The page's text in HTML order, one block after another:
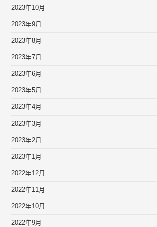
2023年10月
2023年9月
2023年8月
2023年7月
2023年6月
2023年5月
2023年4月
2023年3月
2023年2月
2023年1月
2022年12月
2022年11月
2022年10月
2022年9月